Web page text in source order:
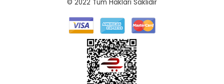
© 2022 Tüm Hakları Saklıdır